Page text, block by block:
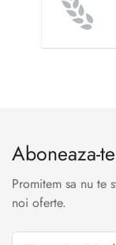
Aboneaza-te
Promitem sa nu te
noi oferte.